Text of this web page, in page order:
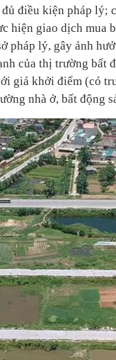
điều kiện pháp lý;
hiện giao dịch mua
pháp lý, gây ảnh
của thị trường bất
giá khởi điểm (có
nhà ở, bất động